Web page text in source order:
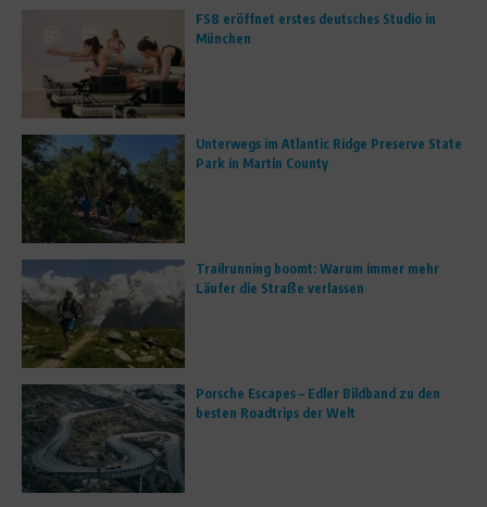
FS8 eröffnet erstes deutsches Studio in
München
Unterwegs im Atlantic Ridge Preserve State
Park in Martin County
Trailrunning boomt: Warum immer mehr
Läufer die Straße verlassen
Porsche Escapes – Edler Bildband zu den
besten Roadtrips der Welt